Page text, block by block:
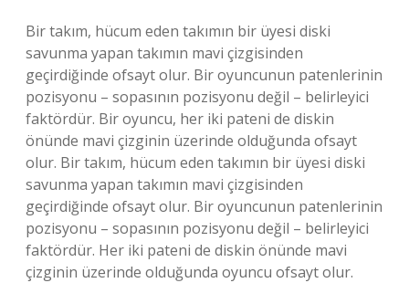
Bir takım, hücum eden takımın bir üyesi diski
savunma yapan takımın mavi çizgisinden
geçirdiğinde ofsayt olur. Bir oyuncunun patenlerinin
pozisyonu – sopasının pozisyonu değil – belirleyici
faktördür. Bir oyuncu, her iki pateni de diskin
önünde mavi çizginin üzerinde olduğunda ofsayt
olur. Bir takım, hücum eden takımın bir üyesi diski
savunma yapan takımın mavi çizgisinden
geçirdiğinde ofsayt olur. Bir oyuncunun patenlerinin
pozisyonu – sopasının pozisyonu değil – belirleyici
faktördür. Her iki pateni de diskin önünde mavi
çizginin üzerinde olduğunda oyuncu ofsayt olur.